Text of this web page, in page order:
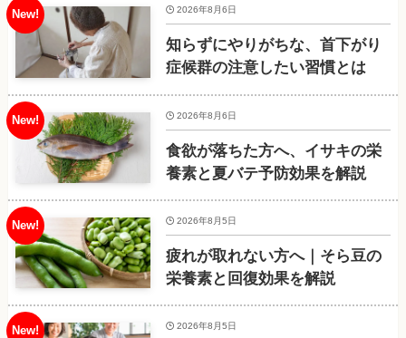
知らずにやりがちな、首下がり
症候群の注意したい習慣とは
2026年8月6日
食欲が落ちた方へ、イサキの栄
養素と夏バテ予防効果を解説
2026年8月6日
疲れが取れない方へ｜そら豆の
栄養素と回復効果を解説
2026年8月5日
2026年8月5日